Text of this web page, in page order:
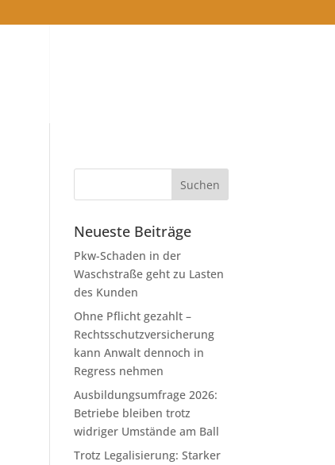
Neueste Beiträge
Pkw-Schaden in der
Waschstraße geht zu Lasten
des Kunden
Ohne Pflicht gezahlt –
Rechtsschutzversicherung
kann Anwalt dennoch in
Regress nehmen
Ausbildungsumfrage 2026:
Betriebe bleiben trotz
widriger Umstände am Ball
Trotz Legalisierung: Starker